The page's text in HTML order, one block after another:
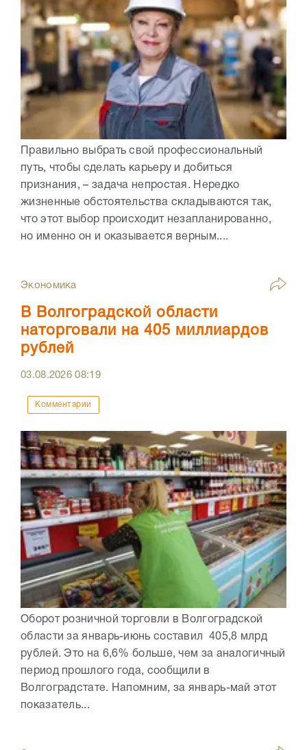
Правильно выбрать свой профессиональный
путь, чтобы сделать карьеру и добиться
признания, – задача непростая. Нередко
жизненные обстоятельства складываются так,
что этот выбор происходит незапланированно,
но именно он и оказывается верным....
Экономика
В Волгоградской области
наторговали на 405 миллиардов
рублей
03.08.202608:19
Комментарии
Оборот розничной торговли в Волгоградской
области за январь-июнь составил 405,8 млрд
рублей. Это на 6,6% больше, чем за аналогичный
период прошлого года, сообщили в
Волгоградстате. Напомним, за январь-май этот
показатель...